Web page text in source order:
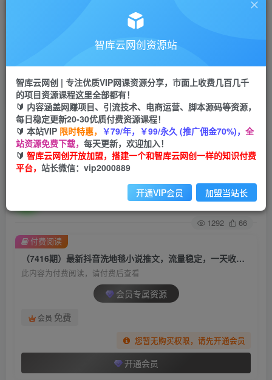
研究探讨更多创业项目路子。
会员专属推广链接
网赚网创 项目
365天稳定跟新
APP下载
GO
首页 创业课程 会员专属 正文
（7416期）最新抖音洗地毯小说推文，流量稳
定，一天收入600（附177G素材）
关注 私信
1292 66
（7416期）最新抖音洗地毯小说推文，流量稳定，一天收入600（附177G素材）
此内容为付费阅读，请付费后查看
会员专属资源
会员 免费
您暂无购买权限，请先开通会员
开通会员
付费阅读
智库云网创资源站
智库云网创 | 专注优质VIP网课资源分享，市面上收费几百几千
的项目资源课程这里全部都有！
🔰 内容涵盖网赚项目、引流技术、电商运营、脚本源码等资源，
每日稳定更新20-30优质付费资源课程！
🔰 本站VIP 限时特惠， ￥79/年，￥99/永久 (推广佣金70%)， 全
站资源免费下载， 每天更新，欢迎加入！
🔰 智库云网创开放加盟，搭建一个和智库云网创一样的知识付费
平台， 站长微信：vip2000889
开通VIP会员 加盟当站长